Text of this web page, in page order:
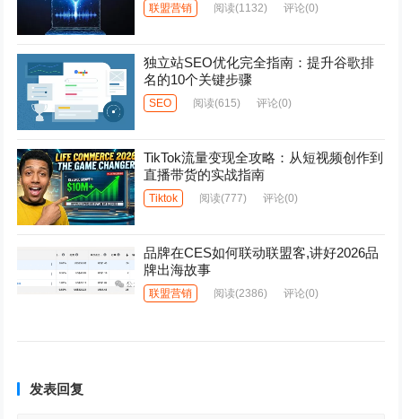
联盟营销 阅读(1132) 评论(0)
独立站SEO优化完全指南：提升谷歌排
名的10个关键步骤
SEO 阅读(615) 评论(0)
TikTok流量变现全攻略：从短视频创作到
直播带货的实战指南
Tiktok 阅读(777) 评论(0)
品牌在CES如何联动联盟客,讲好2026品
牌出海故事
联盟营销 阅读(2386) 评论(0)
发表回复